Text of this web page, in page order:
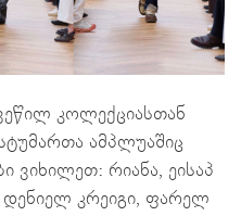
კოლექციასთან
ამპლუაშიც
ვიხილეთ: რიანა, ეისაპ
კრეიგი, ფარელ